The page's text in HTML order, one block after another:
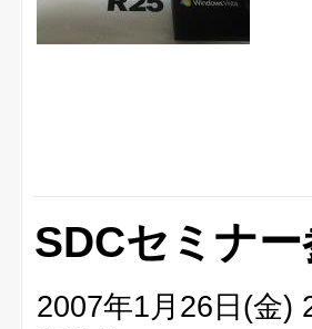
SDCセミナ
2007年1月26日(金)